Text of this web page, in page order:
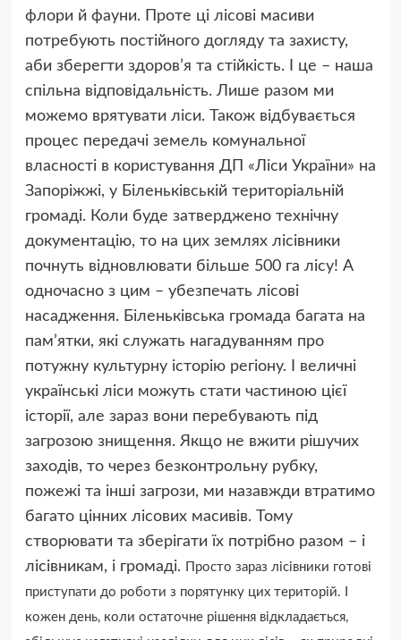
флори й фауни. Проте ці лісові масиви
потребують постійного догляду та захисту,
аби зберегти здоров’я та стійкість. І це – наша
спільна відповідальність. Лише разом ми
можемо врятувати ліси. Також відбувається
процес передачі земель комунальної
власності в користування ДП «Ліси України» на
Запоріжжі, у Біленьківській територіальній
громаді. Коли буде затверджено технічну
документацію, то на цих землях лісівники
почнуть відновлювати більше 500 га лісу! А
одночасно з цим – убезпечать лісові
насадження. Біленьківська громада багата на
пам’ятки, які служать нагадуванням про
потужну культурну історію регіону. І величні
українські ліси можуть стати частиною цієї
історії, але зараз вони перебувають під
загрозою знищення. Якщо не вжити рішучих
заходів, то через безконтрольну рубку,
пожежі та інші загрози, ми назавжди втратимо
багато цінних лісових масивів. Тому
створювати та зберігати їх потрібно разом – і
лісівникам, і громаді.
Просто зараз лісівники готові
приступати до роботи з порятунку цих територій. І
кожен день, коли остаточне рішення відкладається,